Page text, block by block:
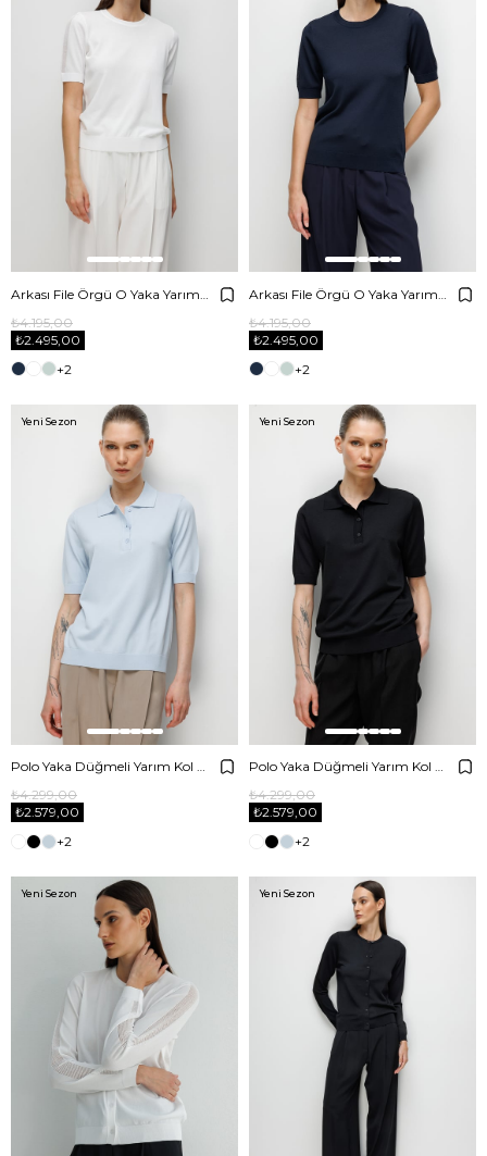
₺2.495,00
₺4.195,00
+2
₺2.495,00
₺4.195,00
+2
Polo Yaka Düğmeli Yarım Kol Triko
₺2.579,00
₺4.299,00
+2
Yeni Sezon
Polo Yaka Düğmeli Yarım Kol Triko
₺2.579,00
₺4.299,00
+2
Yeni Sezon
Yeni Sezon Yeni Sezon